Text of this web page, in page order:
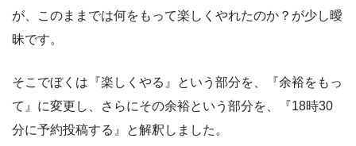
が、このままでは何をもって楽しくやれたのか？が少し曖
昧です。
そこでぼくは『楽しくやる』という部分を、『余裕をもっ
て』に変更し、さらにその余裕という部分を、『18時30
分に予約投稿する』と解釈しました。